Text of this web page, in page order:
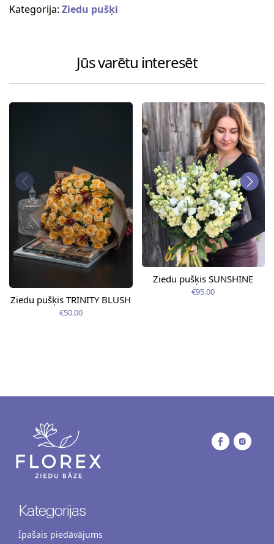
Kategorija: Ziedu pušķi
Jūs varētu interesēt
Ziedu pušķis TRINITY BLUSH
€50.00
Ziedu pušķis SUNSHINE
€95.00
Kategorijas
Īpašais piedāvājums